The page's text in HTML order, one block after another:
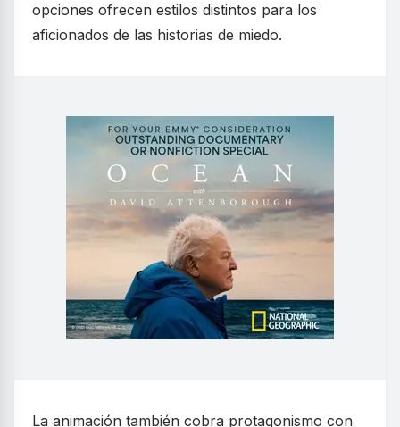
opciones ofrecen estilos distintos para los
aficionados de las historias de miedo.
La animación también cobra protagonismo con